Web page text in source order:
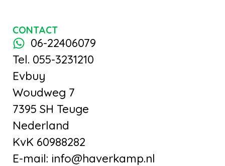
CONTACT
06-22406079
Tel. 055-3231210
Evbuy
Woudweg 7
7395 SH Teuge
Nederland
KvK 60988282
E-mail: info@haverkamp.nl